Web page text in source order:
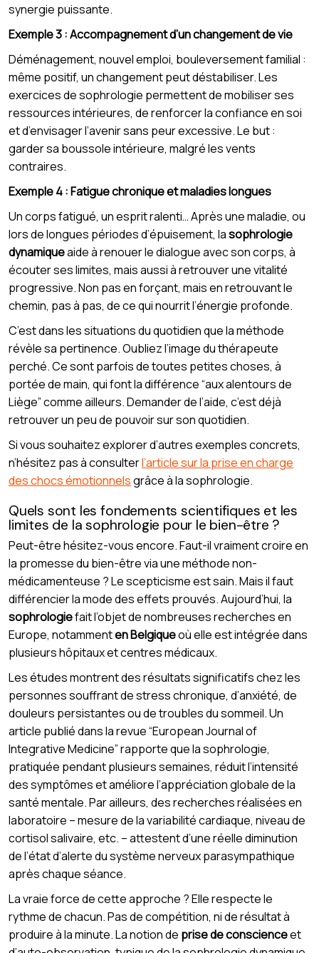
synergie puissante.
Exemple 3 : Accompagnement d’un changement de vie
Déménagement, nouvel emploi, bouleversement familial :
même positif, un changement peut déstabiliser. Les
exercices de sophrologie permettent de mobiliser ses
ressources intérieures, de renforcer la confiance en soi
et d’envisager l’avenir sans peur excessive. Le but :
garder sa boussole intérieure, malgré les vents
contraires.
Exemple 4 : Fatigue chronique et maladies longues
Un corps fatigué, un esprit ralenti… Après une maladie, ou
lors de longues périodes d’épuisement, lasophrologie
dynamiqueaide à renouer le dialogue avec son corps, à
écouter ses limites, mais aussi à retrouver une vitalité
progressive. Non pas en forçant, mais en retrouvant le
chemin, pas à pas, de ce qui nourrit l’énergie profonde.
C’est dans les situations du quotidien que la méthode
révèle sa pertinence. Oubliez l’image du thérapeute
perché. Ce sont parfois de toutes petites choses, à
portée de main, qui font la différence “aux alentours de
Liège” comme ailleurs. Demander de l’aide, c’est déjà
retrouver un peu de pouvoir sur son quotidien.
Si vous souhaitez explorer d’autres exemples concrets,
n’hésitez pas à consulterl’article sur la prise en charge
des chocs émotionnelsgrâce à la sophrologie.
Quels sont les fondements scientifiques et les
limites de la sophrologie pour le bien-être ?
Peut-être hésitez-vous encore. Faut-il vraiment croire en
la promesse du bien-être via une méthode non-
médicamenteuse ? Le scepticisme est sain. Mais il faut
différencier la mode des effets prouvés. Aujourd’hui, la
sophrologiefait l’objet de nombreuses recherches en
Europe, notammenten Belgiqueoù elle est intégrée dans
plusieurs hôpitaux et centres médicaux.
Les études montrent des résultats significatifs chez les
personnes souffrant de stress chronique, d’anxiété, de
douleurs persistantes ou de troubles du sommeil. Un
article publié dans la revue “European Journal of
Integrative Medicine” rapporte que la sophrologie,
pratiquée pendant plusieurs semaines, réduit l’intensité
des symptômes et améliore l’appréciation globale de la
santé mentale. Par ailleurs, des recherches réalisées en
laboratoire – mesure de la variabilité cardiaque, niveau de
cortisol salivaire, etc. – attestent d’une réelle diminution
de l’état d’alerte du système nerveux parasympathique
après chaque séance.
La vraie force de cette approche ? Elle respecte le
rythme de chacun. Pas de compétition, ni de résultat à
produire à la minute. La notion de prise de conscienceet